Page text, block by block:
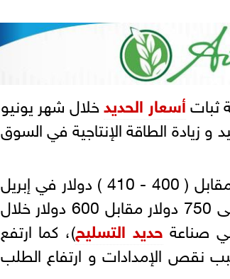
ثباتأسعار الحديدخلال شهر يونيو
و زيادة الطاقة الإنتاجية في السوق
ارتفع سعر طن الخردة إلى 501 دولار مقابل ( 400 - 410 ) دولار في إبريل
إلى 750 دولار مقابل 600 دولار خلال
صناعة حديد التسليح)، كما ارتفع
نقص الإمدادات و ارتفاع الطلب